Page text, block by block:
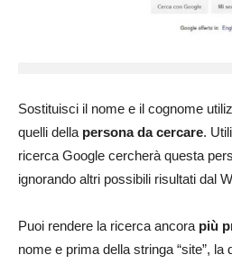
Sostituisci il nome e il cognome
quelli della persona da cercare.
ricerca Google cercherà questa
ignorando altri possibili risultati dal
Puoi rendere la ricerca ancora più
nome e prima della stringa “site”, la